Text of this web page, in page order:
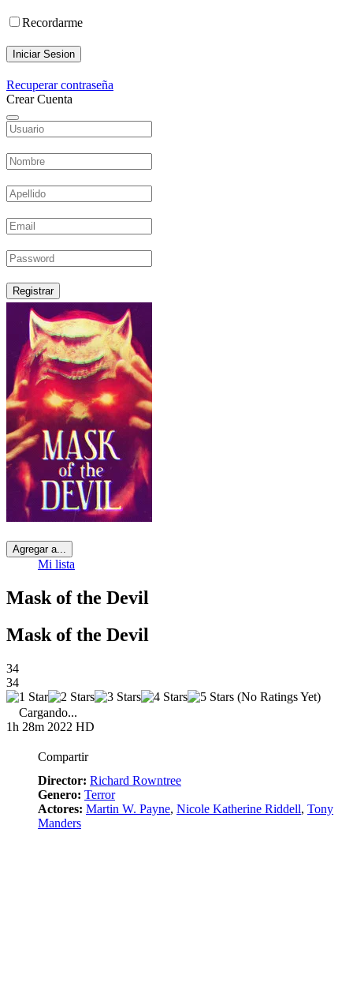
Recordarme
Iniciar Sesion
Recuperar contraseña
Crear Cuenta
Registrar
Agregar a...
Mi lista
Mask of the Devil
Mask of the Devil
34
34
(No Ratings Yet)
Cargando...
1h 28m 2022 HD
Compartir
Director: Richard Rowntree
Genero: Terror
Actores: Martin W. Payne, Nicole Katherine Riddell, Tony
Manders